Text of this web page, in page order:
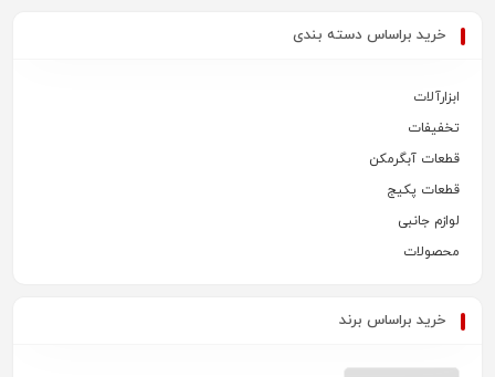
خرید براساس دسته بندی
ابزارآلات
تخفیفات
قطعات آبگرمکن
قطعات پکیج
لوازم جانبی
محصولات
خرید براساس برند